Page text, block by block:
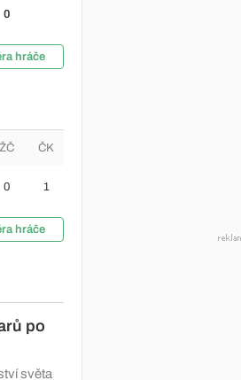
0
hráče
ŽČ ČK
0 1
hráče
po
světa